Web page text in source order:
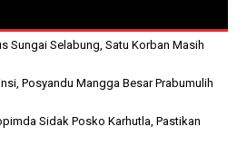
Sungai Selabung, Satu Korban Masih
Posyandu Mangga Besar Prabumulih
Sidak Posko Karhutla, Pastikan